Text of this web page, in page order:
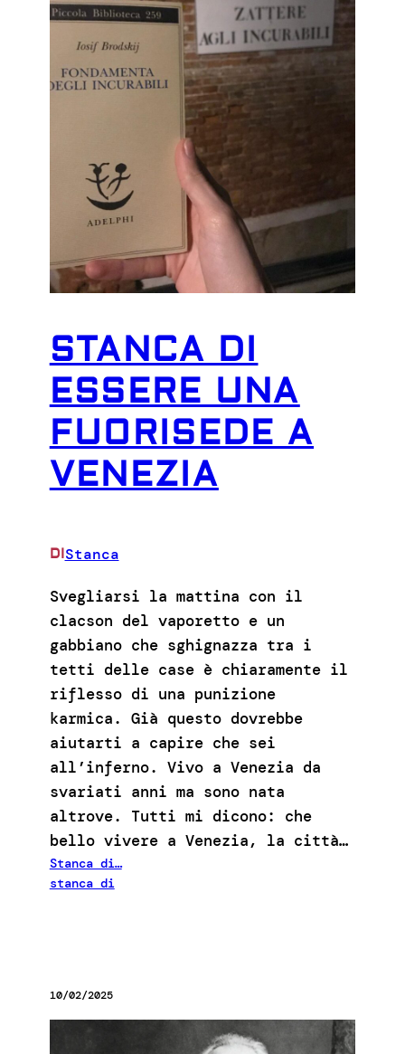
STANCA DI
ESSERE UNA
FUORISEDE A
VENEZIA
DIStanca
Svegliarsi la mattina con il
clacson del vaporetto e un
gabbiano che sghignazza tra i
tetti delle case è chiaramente il
riflesso di una punizione
karmica. Già questo dovrebbe
aiutarti a capire che sei
all’inferno. Vivo a Venezia da
svariati anni ma sono nata
altrove. Tutti mi dicono: che
bello vivere a Venezia, la città…
Stanca di…
stanca di
10/02/2025